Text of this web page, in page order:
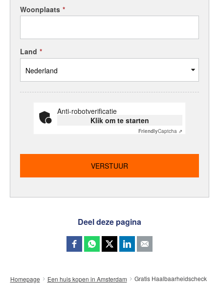
Woonplaats *
Land *
Anti-robotverificatie
Klik om te starten
FriendlyCaptcha ⇗
Deel deze pagina
Homepage Een huis kopen in Amsterdam Gratis Haalbaarheidscheck